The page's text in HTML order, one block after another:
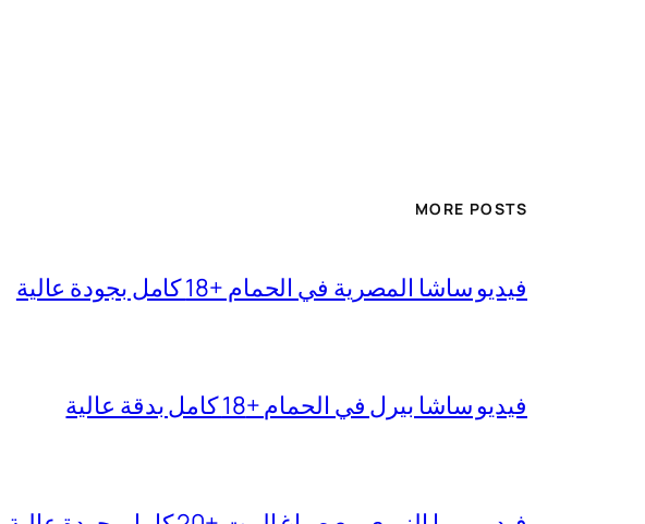
MORE POSTS
فيديو ساشا المصرية في الحمام +18 كامل بجودة عالية
فيديو ساشا بيرل في الحمام +18 كامل بدقة عالية